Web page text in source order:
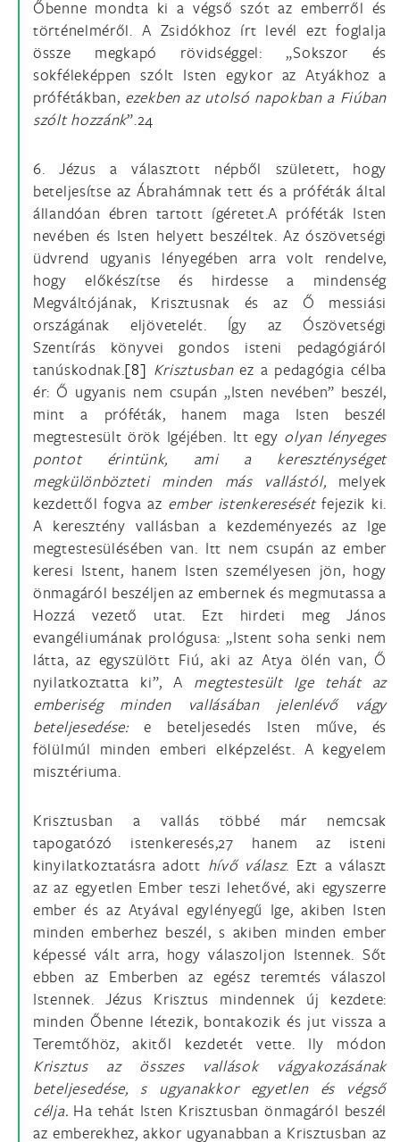
Őbenne mondta ki a végső szót az emberről és
történelméről. A Zsidókhoz írt levél ezt foglalja
össze megkapó rövidséggel: „Sokszor és
sokféleképpen szólt Isten egykor az Atyákhoz a
prófétákban, ezekben az utolsó napokban a Fiúban
szólt hozzánk”.24
6. Jézus a választott népből született, hogy
beteljesítse az Ábrahámnak tett és a próféták által
állandóan ébren tartott ígéretet.A próféták Isten
nevében és Isten helyett beszéltek. Az ószövetségi
üdvrend ugyanis lényegében arra volt rendelve,
hogy előkészítse és hirdesse a mindenség
Megváltójának, Krisztusnak és az Ő messiási
országának eljövetelét. Így az Ószövetségi
Szentírás könyvei gondos isteni pedagógiáról
tanúskodnak.[8] Krisztusbanez a pedagógia célba
ér: Ő ugyanis nem csupán „Isten nevében” beszél,
mint a próféták, hanem maga Isten beszél
megtestesült örök Igéjében. Itt egy olyan lényeges
pontot érintünk, ami a kereszténységet
megkülönbözteti minden más vallástól, melyek
kezdettől fogva az ember istenkeresésétfejezik ki.
A keresztény vallásban a kezdeményezés az Ige
megtestesülésében van. Itt nem csupán az ember
keresi Istent, hanem Isten személyesen jön, hogy
önmagáról beszéljen az embernek és megmutassa a
Hozzá vezető utat. Ezt hirdeti meg János
evangéliumának prológusa: „Istent soha senki nem
látta, az egyszülött Fiú, aki az Atya ölén van, Ő
nyilatkoztatta ki”, A megtestesült Ige tehát az
emberiség minden vallásában jelenlévő vágy
beteljesedése:e beteljesedés Isten műve, és
fölülmúl minden emberi elképzelést. A kegyelem
misztériuma.
Krisztusban a vallás többé már nemcsak
tapogatózó istenkeresés,27 hanem az isteni
kinyilatkoztatásra adott hívő válasz. Ezt a választ
az az egyetlen Ember teszi lehetővé, aki egyszerre
ember és az Atyával egylényegű Ige, akiben Isten
minden emberhez beszél, s akiben minden ember
képessé vált arra, hogy válaszoljon Istennek. Sőt
ebben az Emberben az egész teremtés válaszol
Istennek. Jézus Krisztus mindennek új kezdete:
minden Őbenne létezik, bontakozik és jut vissza a
Teremtőhöz, akitől kezdetét vette. Ily módon
Krisztus az összes vallások vágyakozásának
beteljesedése, s ugyanakkor egyetlen és végső
célja. Ha tehát Isten Krisztusban önmagáról beszél
az emberekhez, akkor ugyanabban a Krisztusban az